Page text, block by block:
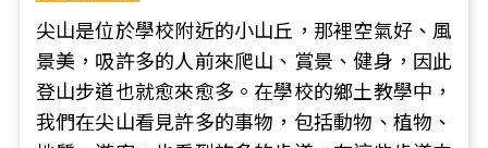
尖山是位於學校附近的小山丘，那裡空氣好、風
景美，吸許多的人前來爬山、賞景、健身，因此
登山步道也就愈來愈多。在學校的鄉土教學中，
我們在尖山看見許多的事物，包括動物、植物、